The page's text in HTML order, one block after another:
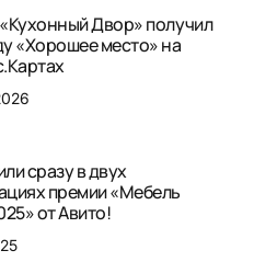
Двор» получил
«Хорошее место» на
сразу в двух
премии «Мебель
от Авито!